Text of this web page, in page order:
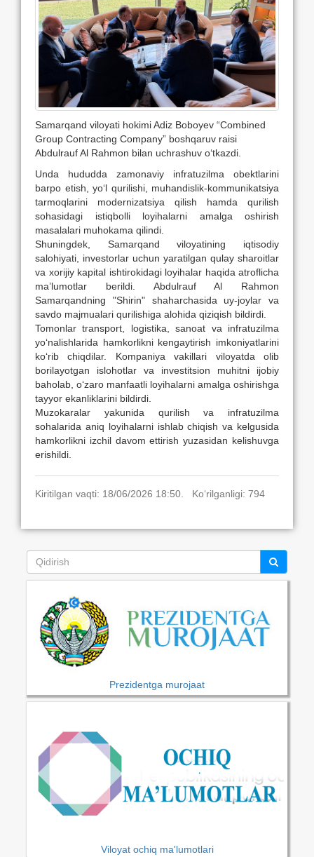
Samarqand viloyati hokimi Adiz Boboyev “Combined
Group Contracting Company” boshqaruv raisi
Abdulrauf Al Rahmon bilan uchrashuv o‘tkazdi.
Unda hududda zamonaviy infratuzilma obektlarini
barpo etish, yo‘l qurilishi, muhandislik-kommunikatsiya
tarmoqlarini modernizatsiya qilish hamda qurilish
sohasidagi istiqbolli loyihalarni amalga oshirish
masalalari muhokama qilindi.
Shuningdek, Samarqand viloyatining iqtisodiy
salohiyati, investorlar uchun yaratilgan qulay sharoitlar
va xorijiy kapital ishtirokidagi loyihalar haqida atroflicha
ma’lumotlar berildi. Abdulrauf Al Rahmon
Samarqandning "Shirin" shaharchasida uy-joylar va
savdo majmualari qurilishiga alohida qiziqish bildirdi.
Tomonlar transport, logistika, sanoat va infratuzilma
yo‘nalishlarida hamkorlikni kengaytirish imkoniyatlarini
ko‘rib chiqdilar. Kompaniya vakillari viloyatda olib
borilayotgan islohotlar va investitsion muhitni ijobiy
baholab, o‘zaro manfaatli loyihalarni amalga oshirishga
tayyor ekanliklarini bildirdi.
Muzokaralar yakunida qurilish va infratuzilma
sohalarida aniq loyihalarni ishlab chiqish va kelgusida
hamkorlikni izchil davom ettirish yuzasidan kelishuvga
erishildi.
Kiritilgan vaqti: 18/06/2026 18:50. Ko‘rilganligi: 794
Prezidentga murojaat
Viloyat ochiq ma'lumotlari